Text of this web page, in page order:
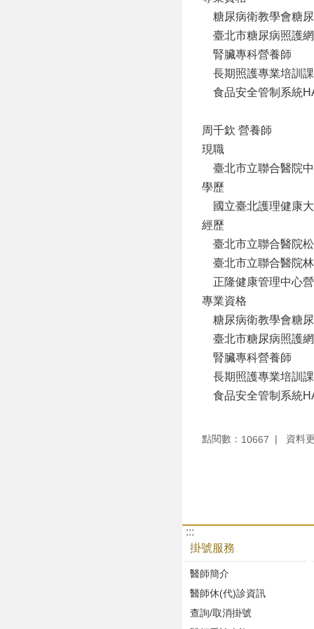
糖尿病衛教學會糖
臺北市糖尿病照護
腎臟專科營養師
長期照護專業培訓
食品安全管制系統
周千欽 營養師
現職
臺北市立聯合醫院
學歷
國立臺北護理健康
經歷
臺北市立聯合醫院
臺北市立聯合醫院
正隆健康管理中心
專業資格
糖尿病衛教學會糖
臺北市糖尿病照護
腎臟專科營養師
長期照護專業培訓
食品安全管制系統
點閱數： 10667 資料
:::
掛號服務
醫師簡介
醫師休(代)診資訊
查詢/取消掛號